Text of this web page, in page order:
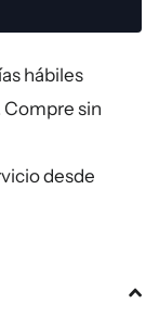
hábiles
Compre sin
desde